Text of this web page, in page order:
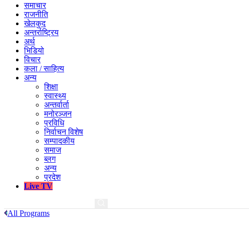
समाचार
राजनीति
खेलकुद
अन्तर्राष्ट्रिय
अर्थ
भिडियो
विचार
कला / साहित्य
अन्य
शिक्षा
स्वास्थ्य
अन्तर्वार्ता
मनोरञ्जन
प्रविधि
निर्वाचन विशेष
सम्पादकीय
समाज
ब्लग
अन्य
प्रदेश
Live TV
All Programs